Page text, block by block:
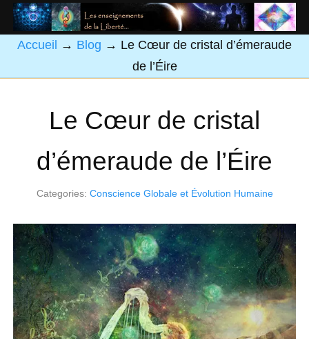
Accueil → Blog → Le Cœur de cristal d’émeraude
de l’Éire
Le Cœur de cristal
d’émeraude de l’Éire
Categories: Conscience Globale et Évolution Humaine